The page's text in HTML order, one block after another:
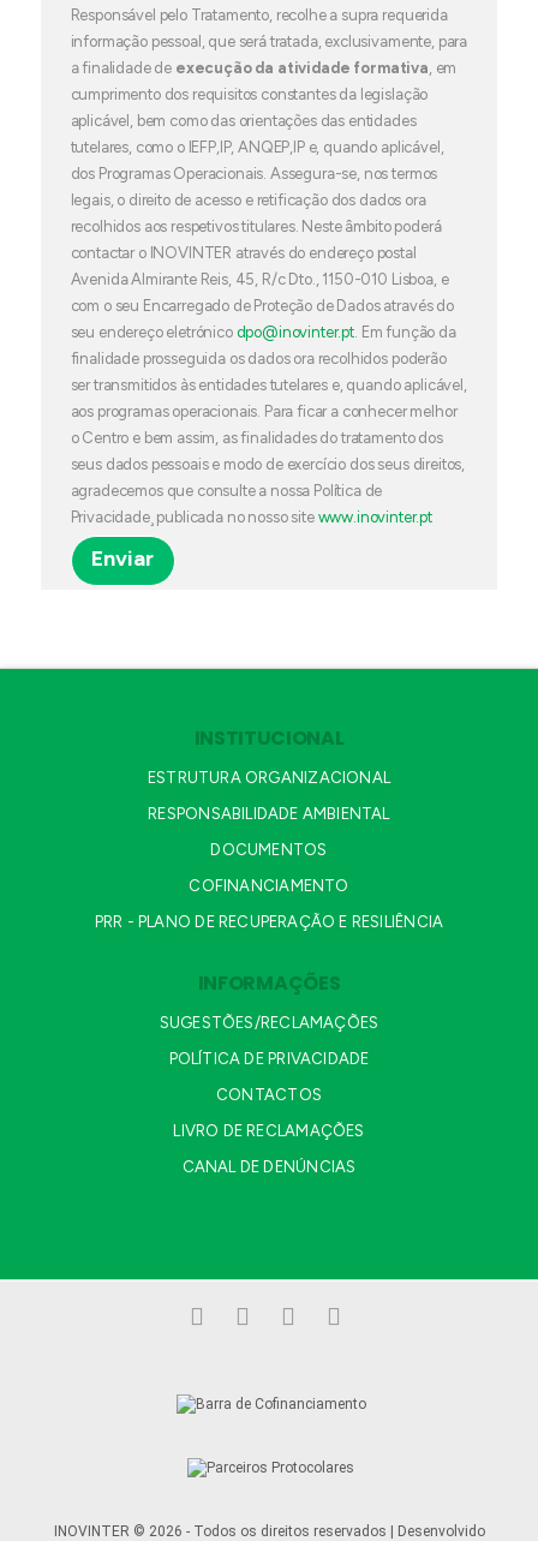
Responsável pelo Tratamento, recolhe a supra requerida
informação pessoal, que será tratada, exclusivamente, para
a finalidade de execução da atividade formativa, em
cumprimento dos requisitos constantes da legislação
aplicável, bem como das orientações das entidades
tutelares, como o IEFP,IP, ANQEP,IP e, quando aplicável,
dos Programas Operacionais. Assegura-se, nos termos
legais, o direito de acesso e retificação dos dados ora
recolhidos aos respetivos titulares. Neste âmbito poderá
contactar o INOVINTER através do endereço postal
Avenida Almirante Reis, 45, R/c Dto., 1150-010 Lisboa, e
com o seu Encarregado de Proteção de Dados através do
seu endereço eletrónico dpo@inovinter.pt. Em função da
finalidade prosseguida os dados ora recolhidos poderão
ser transmitidos às entidades tutelares e, quando aplicável,
aos programas operacionais. Para ficar a conhecer melhor
o Centro e bem assim, as finalidades do tratamento dos
seus dados pessoais e modo de exercício dos seus direitos,
agradecemos que consulte a nossa Política de
Privacidade¸ publicada no nosso site www.inovinter.pt
INSTITUCIONAL
ESTRUTURA ORGANIZACIONAL
RESPONSABILIDADE AMBIENTAL
DOCUMENTOS
COFINANCIAMENTO
PRR - PLANO DE RECUPERAÇÃO E RESILIÊNCIA
INFORMAÇÕES
SUGESTÕES/RECLAMAÇÕES
POLÍTICA DE PRIVACIDADE
CONTACTOS
LIVRO DE RECLAMAÇÕES
CANAL DE DENÚNCIAS
INOVINTER © 2026 - Todos os direitos reservados | Desenvolvido